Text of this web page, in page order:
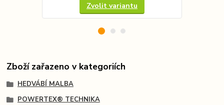
Zvolit variantu
Zboží zařazeno v kategoriích
HEDVÁBÍ MALBA
POWERTEX® TECHNIKA